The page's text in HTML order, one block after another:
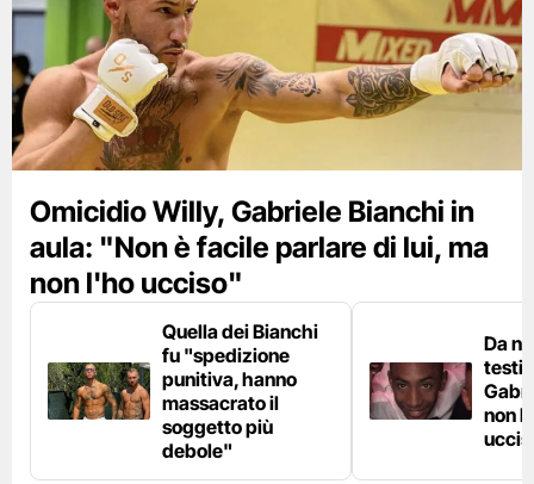
Omicidio Willy, Gabriele Bianchi in
aula: "Non è facile parlare di lui, ma
non l'ho ucciso"
Quella dei Bianchi
fu "spedizione
punitiva, hanno
massacrato il
soggetto più
debole"
Da
non